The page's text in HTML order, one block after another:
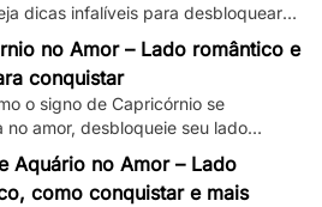
dicas infalíveis para desbloquear
e enigmático lado romântico.
no Amor – Lado romântico e
conquistar
o signo de Capricórnio se
no amor, desbloqueie seu lado
e veja dicas de como conquistar um
Aquário no Amor – Lado
como conquistar e mais